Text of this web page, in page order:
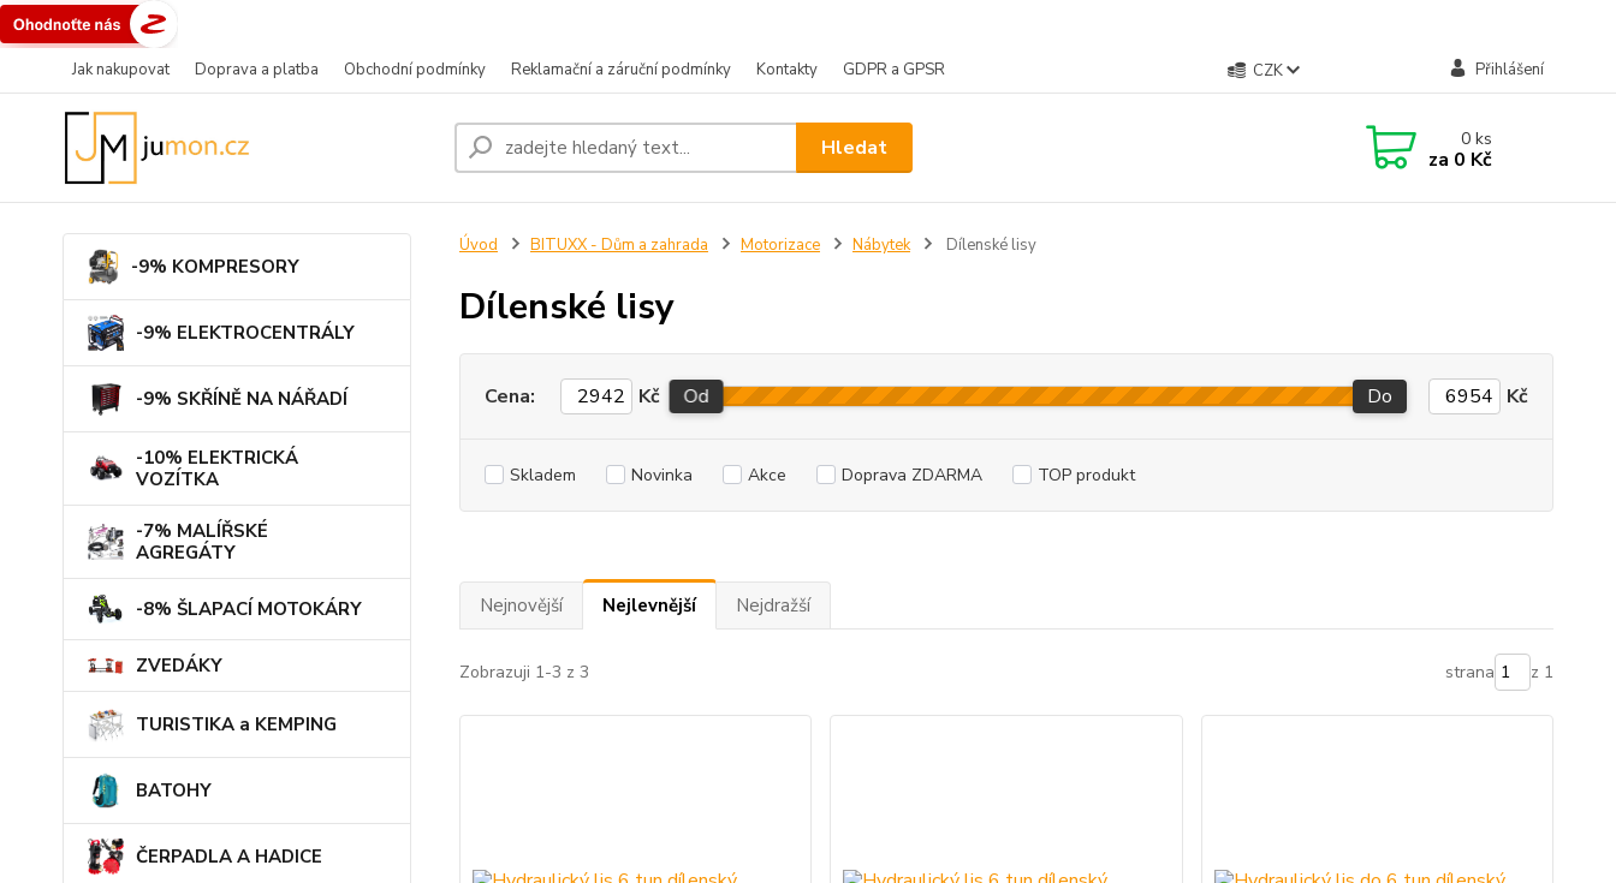
Jak nakupovat Doprava a platba Obchodní podmínky Reklamační a záruční podmínky Kontakty GDPR a GPSR CZK Přihlášení
Hledat 0ks
za 0 Kč
-9% KOMPRESORY
-9% ELEKTROCENTRÁLY
-9% SKŘÍNĚ NA NÁŘADÍ
-10% ELEKTRICKÁ
VOZÍTKA
-7% MALÍŘSKÉ
AGREGÁTY
-8% ŠLAPACÍ MOTOKÁRY
ZVEDÁKY
TURISTIKA a KEMPING
BATOHY
ČERPADLA A HADICE
Úvod BITUXX - Dům a zahrada Motorizace Nábytek Dílenské lisy
Dílenské lisy
Cena: Kč Od Do Kč
Skladem Novinka Akce Doprava ZDARMA TOP produkt
Nejnovější Nejlevnější Nejdražší
Zobrazuji 1-3 z 3 strana z 1